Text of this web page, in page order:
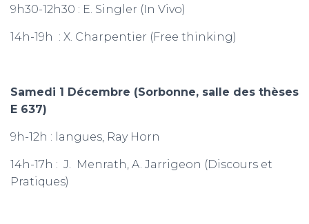
9h30-12h30 : E. Singler (In Vivo)
14h-19h : X. Charpentier (Free thinking)
Samedi 1 Décembre (Sorbonne, salle des thèses
E 637)
9h-12h : langues, Ray Horn
14h-17h : J. Menrath, A. Jarrigeon (Discours et
Pratiques)